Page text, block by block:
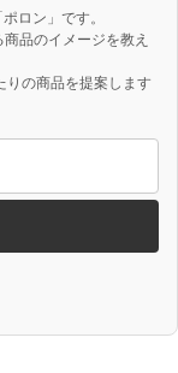
ロン」です。
品のイメージを教え
りの商品を提案します